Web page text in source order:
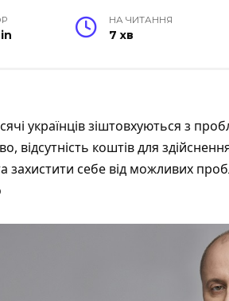
НА ЧИТАННЯ
7 хв
українців зіштовхуються з
відсутність коштів для
захистити себе від можливих